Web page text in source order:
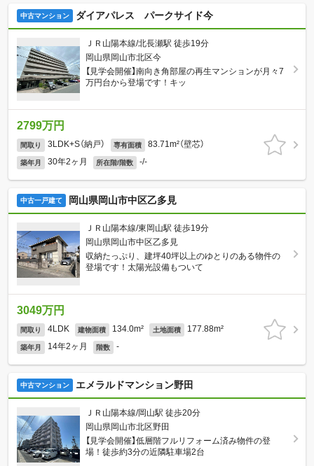
中古マンション ダイアパレス パークサイド今
ＪＲ山陽本線/北長瀬駅 徒歩19分
岡山県岡山市北区今
【見学会開催】南向き角部屋の再生マンションが月々7
万円台から登場です！キッ
2799万円
間取り 3LDK+S（納戸） 専有面積 83.71m²（壁芯）
築年月 30年2ヶ月 所在階/階数 -/-
中古一戸建て 岡山県岡山市中区乙多見
ＪＲ山陽本線/東岡山駅 徒歩19分
岡山県岡山市中区乙多見
収納たっぷり、建坪40坪以上のゆとりのある物件の
登場です！太陽光設備もついて
3049万円
間取り 4LDK 建物面積 134.0m² 土地面積 177.88m²
築年月 14年2ヶ月 階数 -
中古マンション エメラルドマンション野田
ＪＲ山陽本線/岡山駅 徒歩20分
岡山県岡山市北区野田
【見学会開催】低層階フルリフォーム済み物件の登
場！徒歩約3分の近隣駐車場2台